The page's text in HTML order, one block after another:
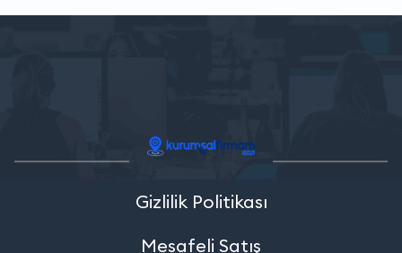
Gizlilik Politikası
Mesafeli Satış